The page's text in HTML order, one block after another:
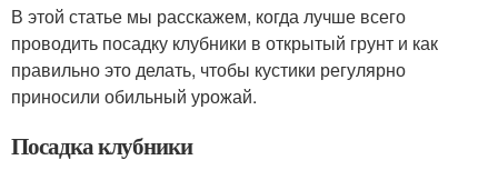
В этой статье мы расскажем, когда лучше всего
проводить посадку клубники в открытый грунт и как
правильно это делать, чтобы кустики регулярно
приносили обильный урожай.
Посадка клубники